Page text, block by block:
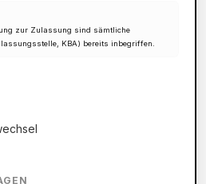
zur Zulassung sind sämtliche
KBA) bereits inbegriffen.